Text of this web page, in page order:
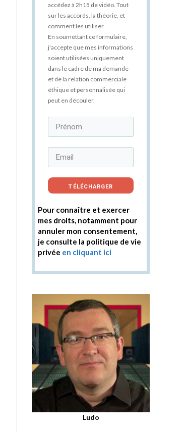
accédez à 2h15 de vidéo. Tout
sur les accords, la théorie, et
comment les utiliser.
En soumettant ce formulaire,
j'accepte que mes informations
soient utilisées uniquement
dans le cadre de ma demande
et de la relation commerciale
éthique et personnalisée qui
peut en découler.
TÉLÉCHARGER
Pour connaître et exercer
mes droits, notamment pour
annuler mon consentement,
je consulte la politique de vie
privée en cliquant ici
Ludo